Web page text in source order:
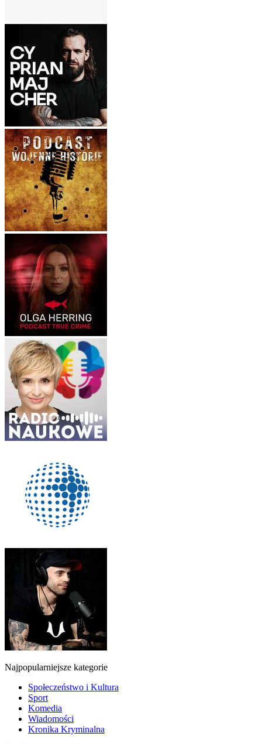
Najpopularniejsze kategorie
Społeczeństwo i Kultura
Sport
Komedia
Wiadomości
Kronika Kryminalna